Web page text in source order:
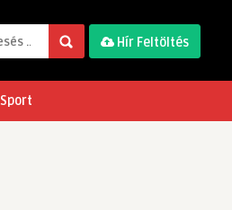
Hír Feltöltés
Sport